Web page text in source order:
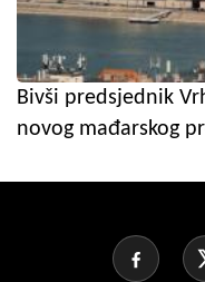
Bivši predsjednik
novog mađarskog